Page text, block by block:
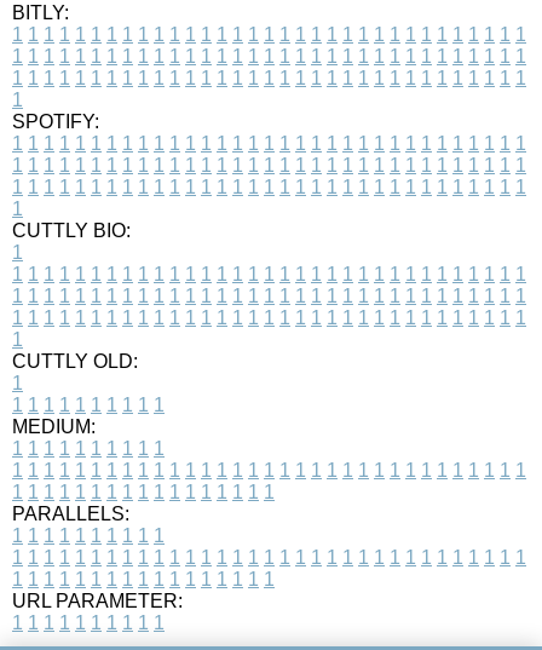
BITLY:
1 1 1 1 1 1 1 1 1 1 1 1 1 1 1 1 1 1 1 1 1 1 1 1 1 1 1 1 1 1 1 1 1
1 1 1 1 1 1 1 1 1 1 1 1 1 1 1 1 1 1 1 1 1 1 1 1 1 1 1 1 1 1 1 1 1
1 1 1 1 1 1 1 1 1 1 1 1 1 1 1 1 1 1 1 1 1 1 1 1 1 1 1 1 1 1 1 1 1
1
SPOTIFY:
1 1 1 1 1 1 1 1 1 1 1 1 1 1 1 1 1 1 1 1 1 1 1 1 1 1 1 1 1 1 1 1 1
1 1 1 1 1 1 1 1 1 1 1 1 1 1 1 1 1 1 1 1 1 1 1 1 1 1 1 1 1 1 1 1 1
1 1 1 1 1 1 1 1 1 1 1 1 1 1 1 1 1 1 1 1 1 1 1 1 1 1 1 1 1 1 1 1 1
1
CUTTLY BIO:
1
1 1 1 1 1 1 1 1 1 1 1 1 1 1 1 1 1 1 1 1 1 1 1 1 1 1 1 1 1 1 1 1 1
1 1 1 1 1 1 1 1 1 1 1 1 1 1 1 1 1 1 1 1 1 1 1 1 1 1 1 1 1 1 1 1 1
1 1 1 1 1 1 1 1 1 1 1 1 1 1 1 1 1 1 1 1 1 1 1 1 1 1 1 1 1 1 1 1 1
1
CUTTLY OLD:
1
1 1 1 1 1 1 1 1 1 1
MEDIUM:
1 1 1 1 1 1 1 1 1 1
1 1 1 1 1 1 1 1 1 1 1 1 1 1 1 1 1 1 1 1 1 1 1 1 1 1 1 1 1 1 1 1 1
1 1 1 1 1 1 1 1 1 1 1 1 1 1 1 1 1
PARALLELS:
1 1 1 1 1 1 1 1 1 1
1 1 1 1 1 1 1 1 1 1 1 1 1 1 1 1 1 1 1 1 1 1 1 1 1 1 1 1 1 1 1 1 1
1 1 1 1 1 1 1 1 1 1 1 1 1 1 1 1 1
URL PARAMETER:
1 1 1 1 1 1 1 1 1 1